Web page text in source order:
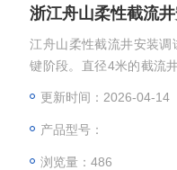
浙江舟山柔性截流
江舟山柔性截流井安装调试纪实 11月中旬，安
键阶段。直径4米的截流
停！“测量员小林手持全
更新时间：2026-04-14
产品型号：
浏览量：486